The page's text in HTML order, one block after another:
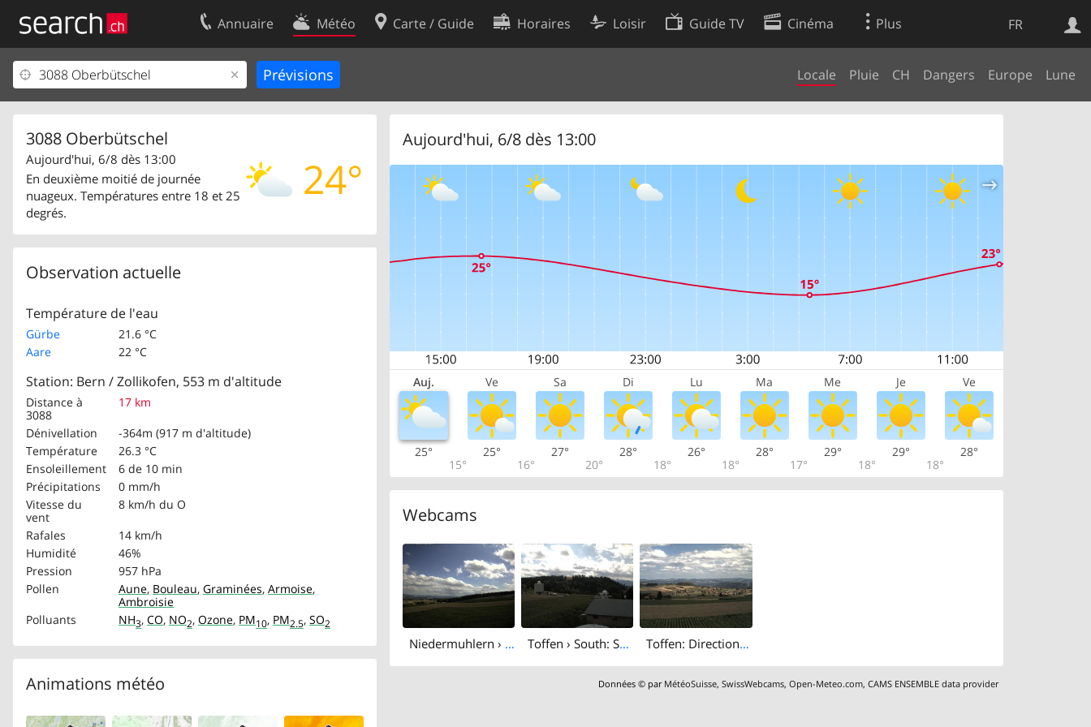
FR
Annuaire Météo Carte / Guide Horaires Loisir Guide TV Cinéma Plus
Locale Pluie CH Dangers Europe Lune
3088 Oberbütschel
24°
Aujourd'hui, 6/8 dès 13:00
En deuxième moitié de journée
nuageux. Températures entre 18 et 25
degrés.
Observation actuelle
Température de l'eau
Gürbe
21.6 °C
Aare
22 °C
Station: Bern / Zollikofen, 553 m d'altitude
Distance à
3088
17 km
Dénivellation
-364m (917 m d'altitude)
Température
26.3 °C
Ensoleillement
6 de 10 min
Précipitations
0 mm/h
Vitesse du
vent
8 km/h du O
Rafales
14 km/h
Humidité
46%
Pression
957 hPa
Pollen
Aune, Bouleau, Graminées, Armoise,
Ambroisie
Polluants
NH3, CO, NO2, Ozone, PM10, PM2.5, SO2
Animations météo
Aujourd'hui, 6/8 dès 13:00
Auj. Ve Sa Di Lu Ma Me Je Ve
25°
15°
25°
16°
27°
20°
28°
18°
26°
18°
28°
17°
29°
18°
29°
18°
28°
Webcams
Niedermuhlern › South-east: Seitenberg Toffen › South: Sonnenturm Uecht - Seitenberg Toffen: Direction Belp
Données © par MétéoSuisse,SwissWebcams,Open-Meteo.com,CAMS ENSEMBLE data provider
Web
Votre inscription
Centre clients
Mentions Légales
Contact
Conditions d’utilisation
Préférences de cookies